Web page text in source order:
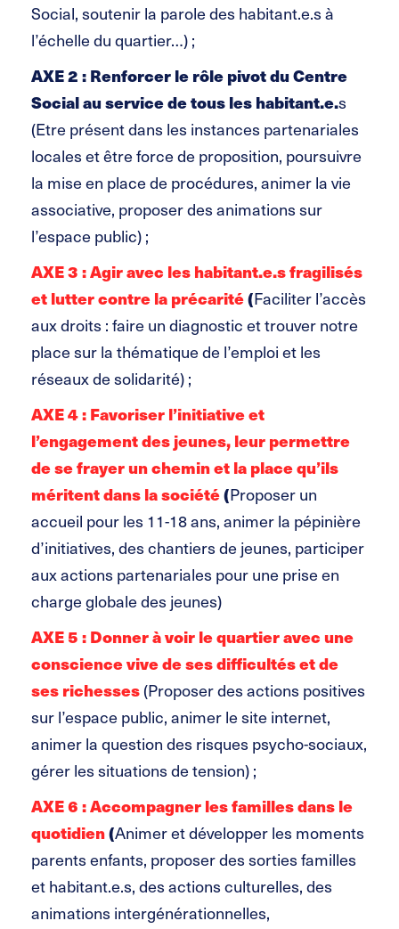
Social, soutenir la parole des habitant.e.s à
l’échelle du quartier…) ;
AXE 2 : Renforcer le rôle pivot du Centre
Social au service de tous les habitant.e.s
(Etre présent dans les instances partenariales
locales et être force de proposition, poursuivre
la mise en place de procédures, animer la vie
associative, proposer des animations sur
l’espace public) ;
AXE 3 : Agir avec les habitant.e.s fragilisés
et lutter contre la précarité(Faciliter l’accès
aux droits : faire un diagnostic et trouver notre
place sur la thématique de l’emploi et les
réseaux de solidarité) ;
AXE 4 : Favoriser l’initiative et
l’engagement des jeunes, leur permettre
de se frayer un chemin et la place qu’ils
méritent dans la société(Proposer un
accueil pour les 11-18 ans, animer la pépinière
d’initiatives, des chantiers de jeunes, participer
aux actions partenariales pour une prise en
charge globale des jeunes)
AXE 5 : Donner à voir le quartier avec une
conscience vive de ses difficultés et de
ses richesses(Proposer des actions positives
sur l’espace public, animer le site internet,
animer la question des risques psycho-sociaux,
gérer les situations de tension) ;
AXE 6 : Accompagner les familles dans le
quotidien(Animer et développer les moments
parents enfants, proposer des sorties familles
et habitant.e.s, des actions culturelles, des
animations intergénérationnelles,